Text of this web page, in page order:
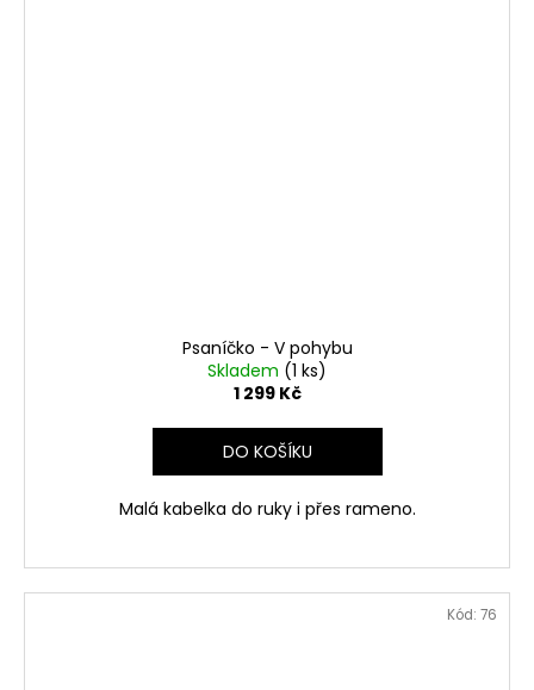
Psaníčko - V pohybu
Skladem (1 ks)
1 299 Kč
DO KOŠÍKU
Malá kabelka do ruky i přes rameno.
Kód: 76